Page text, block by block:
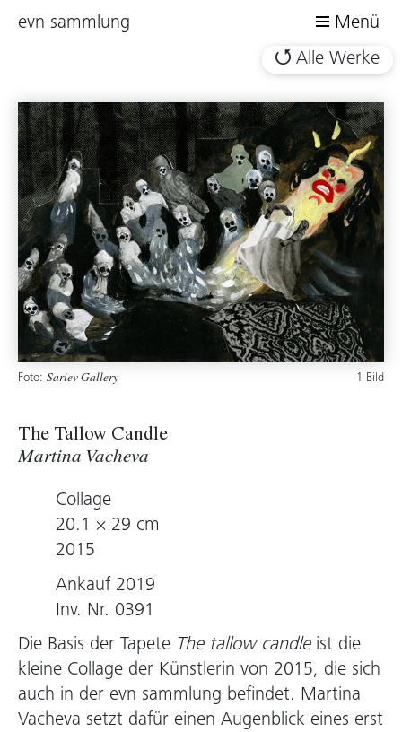
evn sammlung
Menü
Alle Werke
Foto: Sariev Gallery 1 Bild
The Tallow Candle
Martina Vacheva
Collage
20.1 × 29 cm
2015
Ankauf 2019
Inv. Nr. 0391
Die Basis der Tapete The tallow candleist die
kleine Collage der Künstlerin von 2015, die sich
auch in der evn sammlung befindet. Martina
Vacheva setzt dafür einen Augenblick eines erst